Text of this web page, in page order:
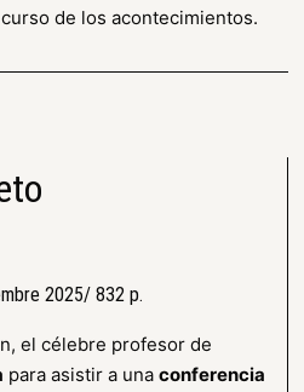
de los acontecimientos.
2025/ 832 p.
el célebre profesor de
para asistir a una conferencia